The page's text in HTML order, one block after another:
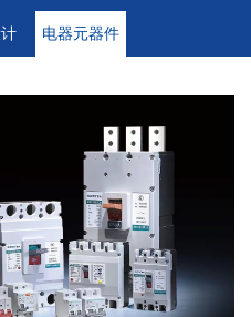
电器元器件